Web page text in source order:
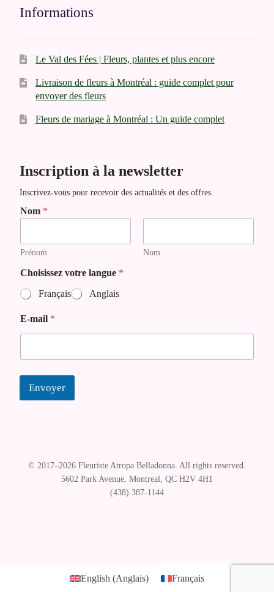
Informations
Le Val des Fées | Fleurs, plantes et plus encore
Livraison de fleurs à Montréal : guide complet pour
envoyer des fleurs
Fleurs de mariage à Montréal : Un guide complet
Inscription à la newsletter
Inscrivez-vous pour recevoir des actualités et des offres.
C
h
i
s
i
s
z
Nom *
Prénom Nom
Choisissez votre langue *
Français
Anglais
E-mail *
Envoyer
English (Anglais) Français